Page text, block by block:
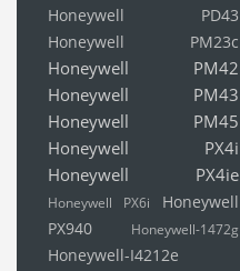
Honeywell PD43
Honeywell PM23c
Honeywell PM42
Honeywell PM43
Honeywell PM45
Honeywell PX4i
Honeywell PX4ie
Honeywell PX6i
Honeywell
PX940
Honeywell-1472g
Honeywell-I4212e